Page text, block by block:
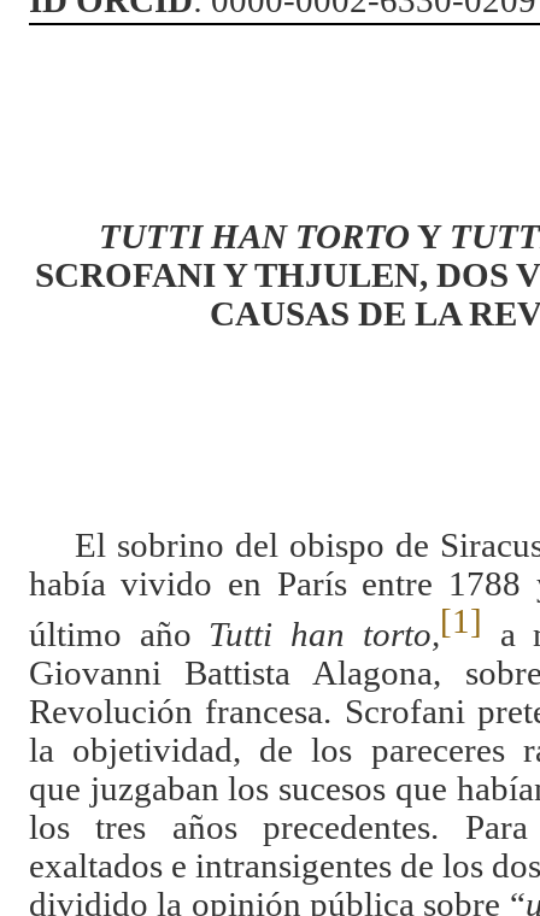
TUTTI HAN TORTO Y
SCROFANI Y THJULEN, DOS
CAUSAS DE LA
El sobrino del obispo de
había vivido en París entre 1788
último año Tutti han torto,[1] a
Giovanni Battista Alagona,
Revolución francesa. Scrofani
la objetividad, de los pareceres
que juzgaban los sucesos que
los tres años precedentes.
exaltados e intransigentes de los
dividido la opinión pública sobre “